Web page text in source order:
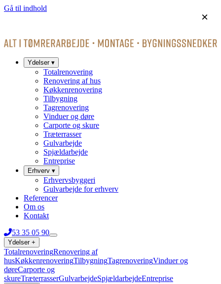
Gå til indhold
Ydelser ▾
Totalrenovering
Renovering af hus
Køkkenrenovering
Tilbygning
Tagrenovering
Vinduer og døre
Carporte og skure
Træterrasser
Gulvarbejde
Spjældarbejde
Entreprise
Erhverv ▾
Erhvervsbyggeri
Gulvarbejde for erhverv
Referencer
Om os
Kontakt
53 35 05 90
×
Ydelser +
TotalrenoveringRenovering af
husKøkkenrenoveringTilbygningTagrenoveringVinduer og
døreCarporte og
skureTræterrasserGulvarbejdeSpjældarbejdeEntreprise